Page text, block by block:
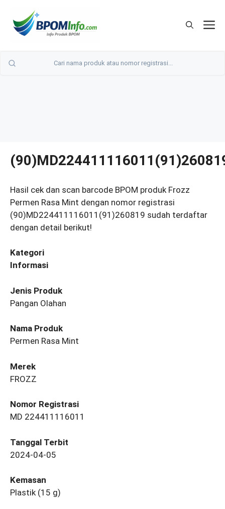
Hasil cek dan scan barcode BPOM produk Frozz
Permen Rasa Mint dengan nomor registrasi
(90)MD224411116011(91)260819 sudah terdaftar
dengan detail berikut!
Kategori
Informasi
Jenis Produk
Pangan Olahan
Nama Produk
Permen Rasa Mint
Merek
FROZZ
Nomor Registrasi
MD 224411116011
Tanggal Terbit
2024-04-05
Kemasan
Plastik (15 g)